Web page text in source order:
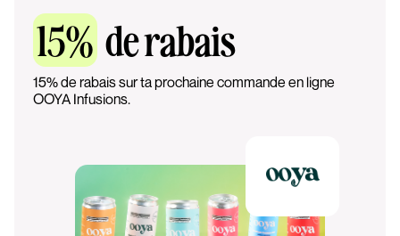
15% de rabais
15% de rabais sur ta prochaine commande en ligne
OOYA Infusions.